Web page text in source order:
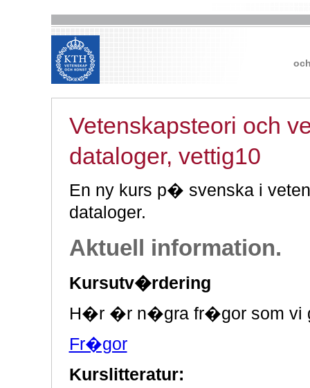
Vetenskapsteori och
dataloger, vettig10
En ny kurs p� svenska i
dataloger.
Aktuell information.
Kursutv�rdering
H�r �r n�gra fr�gor som vi
Fr�gor
Kurslitteratur: